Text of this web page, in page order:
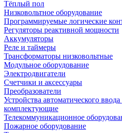
Тёплый пол
Низковольтное оборудование
Программируемые логические
Регуляторы реактивной мощности
Аккумуляторы
Реле и таймеры
Трансформаторы низковольтные
Модульное оборудование
Электродвигатели
Счетчики и аксессуары
Преобразователи
Устройства автоматического
комплектующие
Телекоммуникационное
Пожарное оборудование